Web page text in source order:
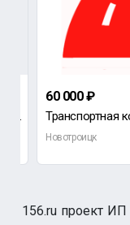
В ритуальное агентство требуется АГЕНТ РИТУАЛЬНЫХ УСЛУГ, с личным автомобилем.
60 000 ₽
Новотроицк
156.ru проект